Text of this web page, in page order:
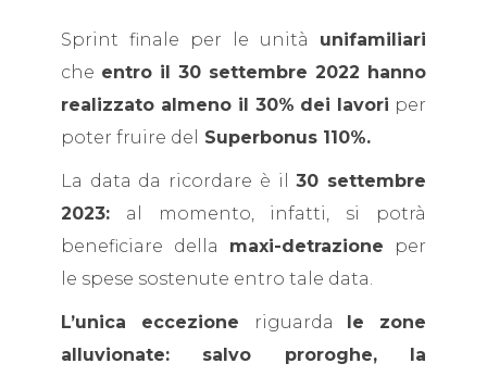
Sprint finale per le unità unifamiliari
che entro il 30 settembre 2022 hanno
realizzato almeno il 30% dei lavori per
poter fruire del
Superbonus 110%.
La data da ricordare è il30 settembre
2023: al momento, infatti, si potrà
beneficiare della maxi-detrazione per
le spese sostenute entro tale data.
L’unica eccezione riguarda
le zone
alluvionate: salvo proroghe, la